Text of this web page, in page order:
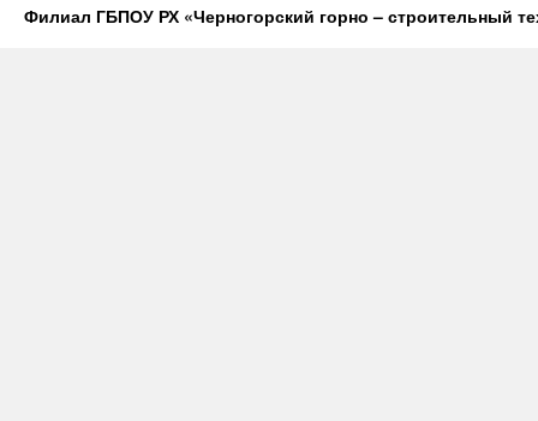
Филиал ГБПОУ РХ «Черногорский горно – строительный